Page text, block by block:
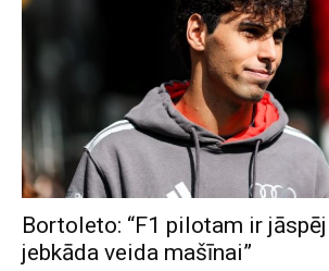
Bortoleto: “F1 pilotam ir
jebkāda veida mašīnai”